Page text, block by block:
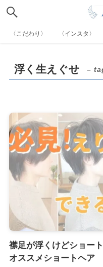
〈こだわり〉 〈インスタ〉
浮く生えぐせ –
襟足が浮くけどショー
オススメショートヘア